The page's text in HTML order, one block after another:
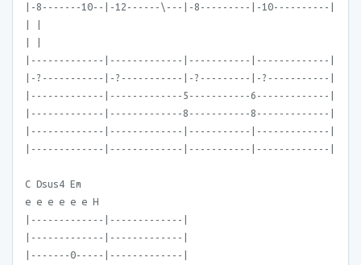
|-8-------10--|-12------\---|-8---------|-10----------|
|-------------|-------------|-----------|-------------|
|-?-----------|-?-----------|-?---------|-?-----------|
|-------------|-------------5-----------6-------------|
|-------------|-------------8-----------8-------------|
|-------------|-------------|-----------|-------------|
|-------------|-------------|-----------|-------------|
C Dsus4 Em
e e e e e e H
|-------------|-------------|
|-------------|-------------|
|-------0-----|-------------|